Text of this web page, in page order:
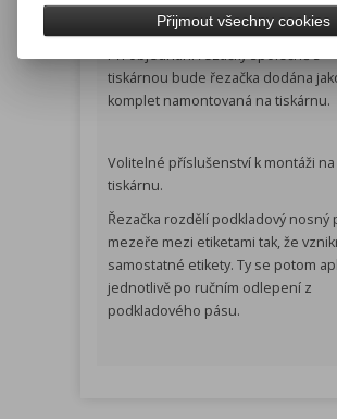
Při objednání řezačky společně s
tiskárnou bude řezačka dodána
komplet namontovaná na tiskárnu.
Volitelné příslušenství k montáži na
tiskárnu.
Řezačka rozdělí podkladový nosný
mezeře mezi etiketami tak, že
samostatné etikety. Ty se potom
jednotlivě po ručním odlepení z
podkladového pásu.
Přijmout všechny cookies